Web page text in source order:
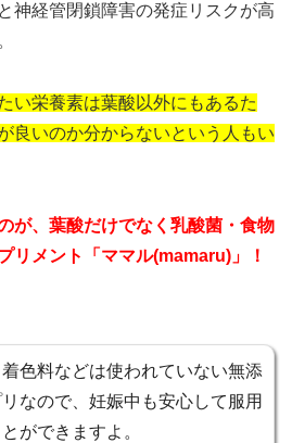
神経管閉鎖障害の発症リスクが高
い栄養素は葉酸以外にもあるた
良いのか分からないという人もい
が、葉酸だけでなく乳酸菌・食物
リメント「ママル(mamaru)」！
色料などは使われていない無添
なので、妊娠中も安心して服用
ができますよ。